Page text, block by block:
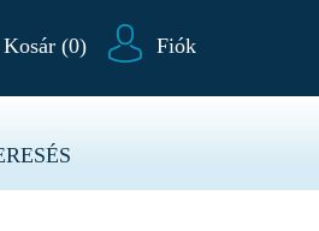
Kosár (0) Fiók